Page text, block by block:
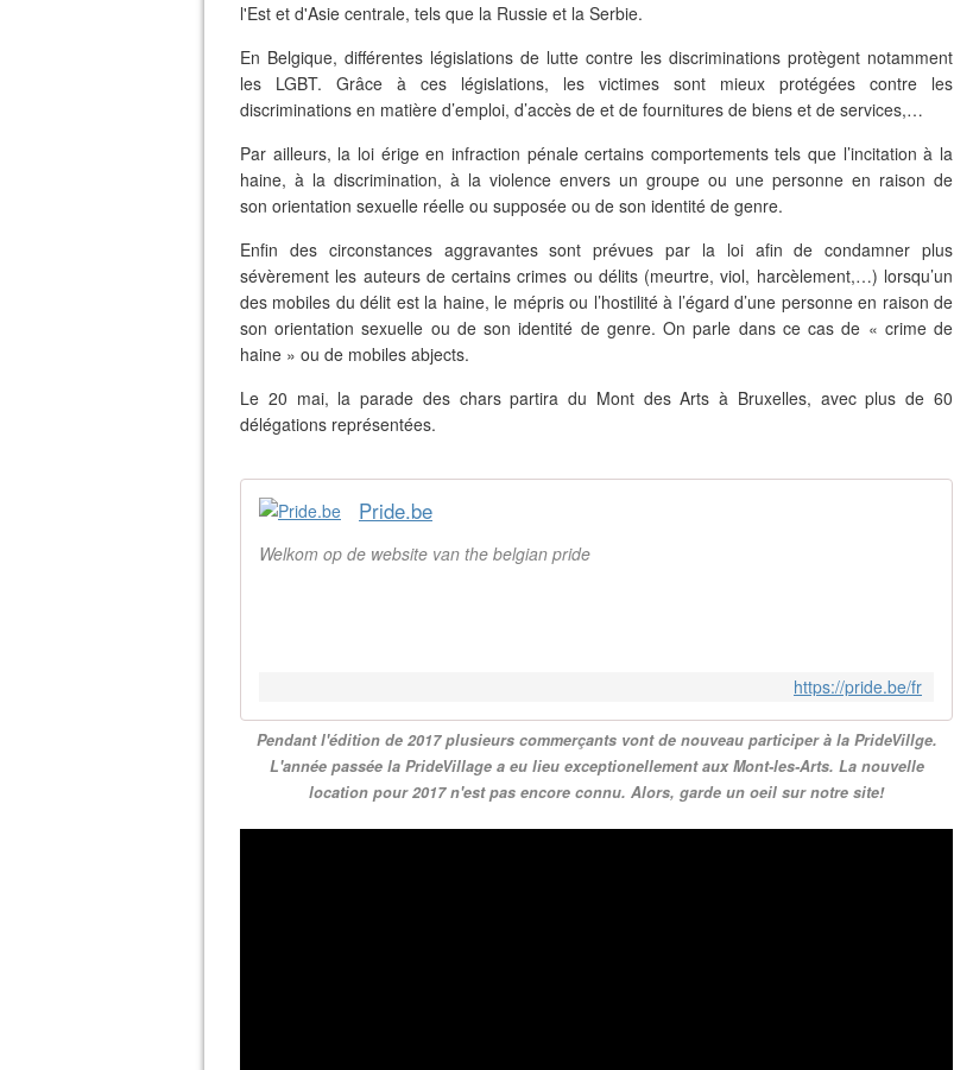
l'Est et d'Asie centrale, tels que la Russie et la Serbie.
En Belgique, différentes législations de lutte contre les discriminations protègent notamment
les LGBT. Grâce à ces législations, les victimes sont mieux protégées contre les
discriminations en matière d’emploi, d’accès de et de fournitures de biens et de services,…
Par ailleurs, la loi érige en infraction pénale certains comportements tels que l’incitation à la
haine, à la discrimination, à la violence envers un groupe ou une personne en raison de
son orientation sexuelle réelle ou supposée ou de son identité de genre.
Enfin des circonstances aggravantes sont prévues par la loi afin de condamner plus
sévèrement les auteurs de certains crimes ou délits (meurtre, viol, harcèlement,…) lorsqu’un
des mobiles du délit est la haine, le mépris ou l’hostilité à l’égard d’une personne en raison de
son orientation sexuelle ou de son identité de genre. On parle dans ce cas de « crime de
haine » ou de mobiles abjects.
Le 20 mai, la parade des chars partira du Mont des Arts à Bruxelles, avec plus de 60
délégations représentées.
Pride.be
Welkom op de website van the belgian pride
https://pride.be/fr
Pendant l'édition de 2017 plusieurs commerçants vont de nouveau participer à la PrideVillge.
L'année passée la PrideVillage a eu lieu exceptionellement aux Mont-les-Arts. La nouvelle
location pour 2017 n'est pas encore connu. Alors, garde un oeil sur notre site!